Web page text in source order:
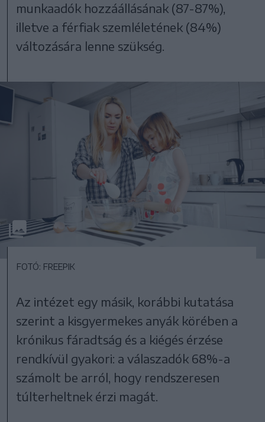
munkaadók hozzáállásának (87-87%),
illetve a férfiak szemléletének (84%)
változására lenne szükség.
FOTÓ: FREEPIK
Az intézet egy másik, korábbi kutatása
szerint a kisgyermekes anyák körében a
krónikus fáradtság és a kiégés érzése
rendkívül gyakori: a válaszadók 68%-a
számolt be arról, hogy rendszeresen
túlterheltnek érzi magát.